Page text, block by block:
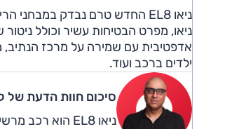
ניאו, מפרט הבטיחות עשיר וכולל
ילדים ברכב ועוד.
סיכום חוות הדעת של
ניאו EL8 הוא רכב מרשים מאוד – איכותי מאוד ומבוצע ברמה גבוהה, אך מחירו יקר מדי.